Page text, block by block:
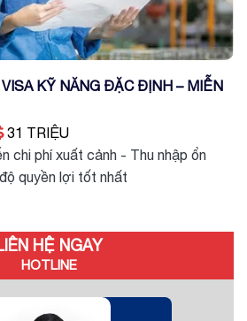
KỸ NĂNG ĐẶC ĐỊNH – MIỄN
31 TRIỆU
chi phí xuất cảnh - Thu nhập ổn
quyền lợi tốt nhất
HỆ NGAY
HOTLINE